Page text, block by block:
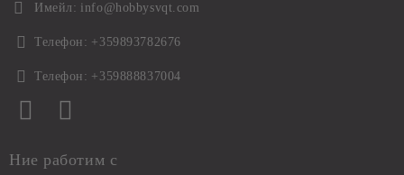
Имейл: info@hobbysvqt.com
Телефон: +359893782676
Телефон: +359888837004
Ние работим с